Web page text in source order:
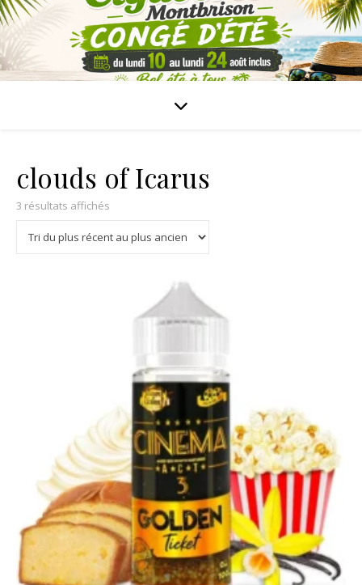
clouds of Icarus
3 résultats affichés